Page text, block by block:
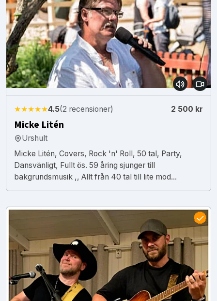
★★★★★4.5(2 recensioner) 2 500 kr
Micke Litén
Urshult
Micke Litén, Covers, Rock 'n' Roll, 50 tal, Party,
Dansvänligt, Fullt ös. 59 åring sjunger till
bakgrundsmusik ,, Allt från 40 tal till lite mod...